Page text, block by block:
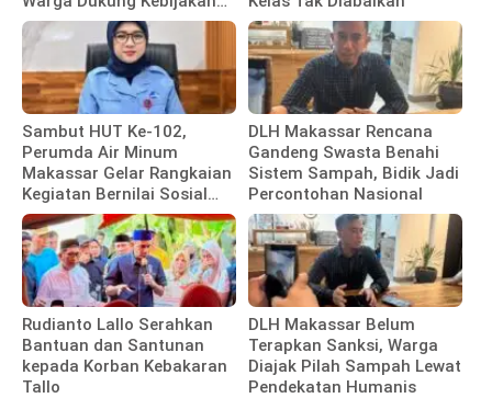
Pemkot
Sambut HUT Ke-102,
Perumda Air Minum
Makassar Gelar Rangkaian
Kegiatan Bernilai Sosial
dan Kebersamaan
DLH Makassar Rencana
Gandeng Swasta Benahi
Sistem Sampah, Bidik Jadi
Percontohan Nasional
Rudianto Lallo Serahkan
Bantuan dan Santunan
kepada Korban Kebakaran
Tallo
DLH Makassar Belum
Terapkan Sanksi, Warga
Diajak Pilah Sampah Lewat
Pendekatan Humanis